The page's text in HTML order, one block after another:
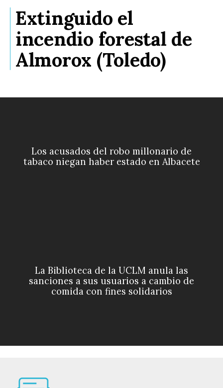
Extinguido el
incendio forestal de
Almorox (Toledo)
Los acusados del robo millonario de
tabaco niegan haber estado en Albacete
La Biblioteca de la UCLM anula las
sanciones a sus usuarios a cambio de
comida con fines solidarios